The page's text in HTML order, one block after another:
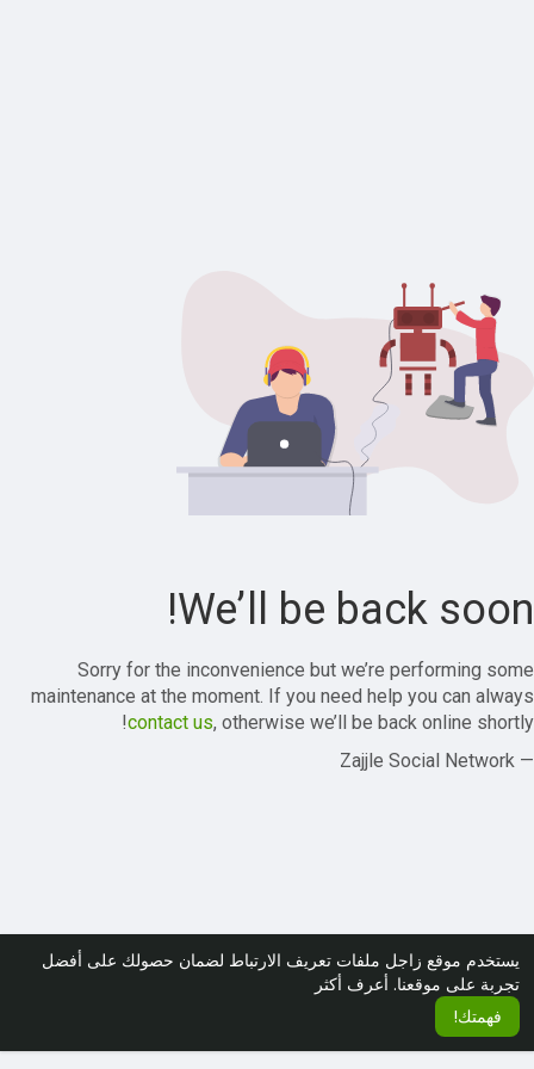
يستخدم موقع زاجل ملفات تعريف الارتباط لضمان حصولك على أفضل
تجربة على موقعنا. أعرف أكثر
فهمتك!
We’ll be back soon!
Sorry for the inconvenience but we’re performing some
maintenance at the moment. If you need help you can always
contact us, otherwise we’ll be back online shortly!
— Zajjle Social Network